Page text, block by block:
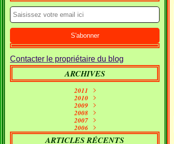
Contacter le propriétaire du blog
ARCHIVES
2011
Septembre
Juin (10)
Mai
(7)
Avril (7)
Mars (5)
Février(11)
2010
Janvier
2009
Décembre
Novembre
Octobre
Septembre(9)
2008
Décembre
Novembre
Octobre(16)
2007
Décembre
Novembre(26)
2006
Décembre(21)
ARTICLES RÉCENTS